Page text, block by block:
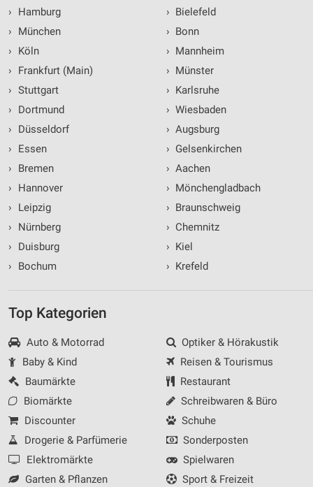
›
Hamburg
›
München
›
Köln
›
Frankfurt (Main)
› Stuttgart
›
Dortmund
›
Düsseldorf
›
Essen
›
Bremen
›
Hannover
›
Leipzig
›
Nürnberg
›
Duisburg
›
Bochum
› Bielefeld
› Bonn
› Mannheim
› Münster
› Karlsruhe
› Wiesbaden
› Augsburg
› Gelsenkirchen
› Aachen
› Mönchengladbach
› Braunschweig
› Chemnitz
› Kiel
› Krefeld
Top Kategorien
Auto & Motorrad
Baby & Kind
Baumärkte
Biomärkte
Discounter
Drogerie & Parfümerie
Elektromärkte
Garten & Pflanzen
Optiker & Hörakustik
Reisen & Tourismus
Restaurant
Schreibwaren & Büro
Schuhe
Sonderposten
Spielwaren
Sport & Freizeit